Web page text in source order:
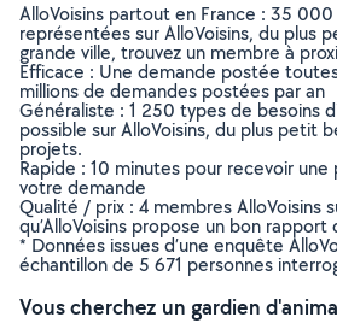
AlloVoisins partout en France : 35
représentées sur AlloVoisins, du plus
grande ville, trouvez un membre à
Efficace : Une demande postée
millions de demandes postées par an
Généraliste : 1 250 types de besoins
possible sur AlloVoisins, du plus petit
projets.
Rapide : 10 minutes pour recevoir
votre demande
Qualité / prix : 4 membres AlloVoisins
qu’AlloVoisins propose un bon
* Données issues d’une enquête
échantillon de 5 671 personnes
Vous cherchez un gardien